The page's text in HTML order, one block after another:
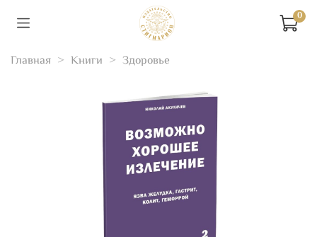
0
Главная Книги Здоровье